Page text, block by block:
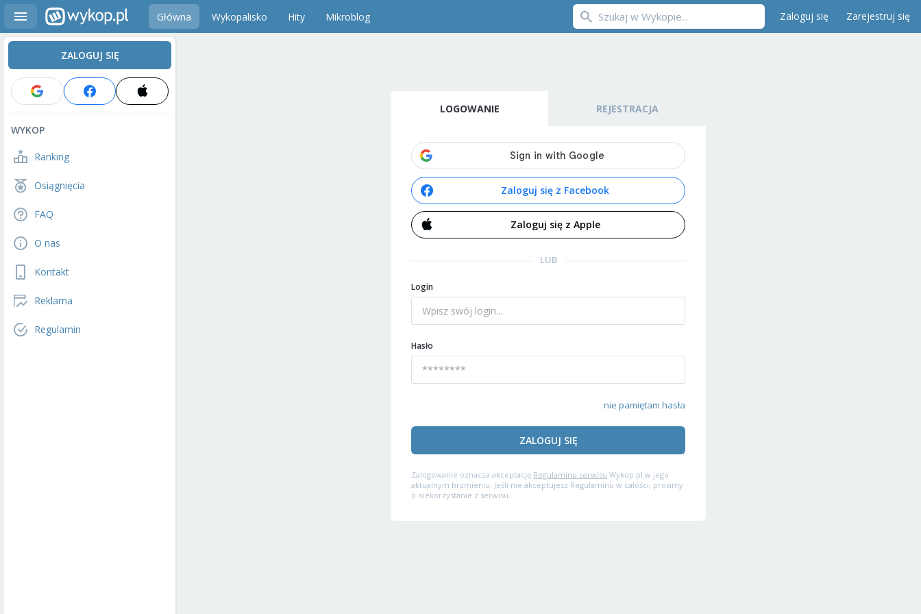
Główna Wykopalisko Hity Mikroblog Zaloguj się Zarejestruj się
ZALOGUJ SIĘ
WYKOP
Ranking
Osiągnięcia
FAQ
O nas
Kontakt
Reklama
Regulamin
LOGOWANIE REJESTRACJA
Zaloguj się z Facebook
Zaloguj się z Apple
LUB
Login
Hasło
nie pamiętam hasła
ZALOGUJ SIĘ
Zalogowanie oznacza akceptację Regulaminu serwisu Wykop.pl w jego
aktualnym brzmieniu. Jeśli nie akceptujesz Regulaminu w całości, prosimy
o niekorzystanie z serwisu.